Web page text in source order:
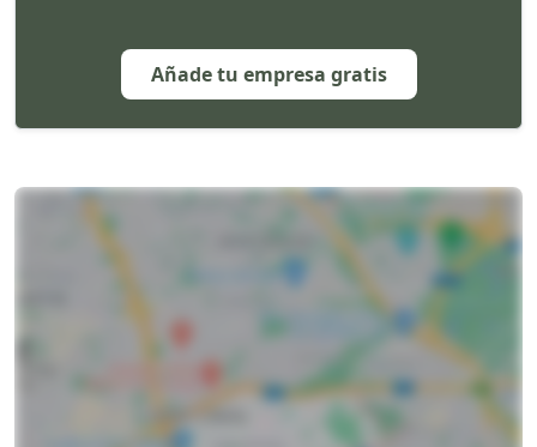
Añade tu empresa gratis